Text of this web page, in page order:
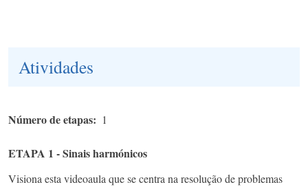
Atividades
Número de etapas 1
ETAPA 1 - Sinais harmónicos
Visiona esta videoaula que se centra na resolução de problemas